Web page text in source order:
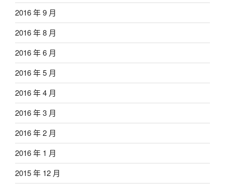
2016 年 9 月
2016 年 8 月
2016 年 6 月
2016 年 5 月
2016 年 4 月
2016 年 3 月
2016 年 2 月
2016 年 1 月
2015 年 12 月